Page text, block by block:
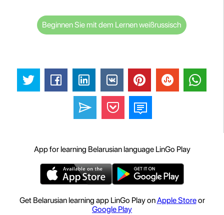
Beginnen Sie mit dem Lernen weißrussisch
App for learning Belarusian language LinGo Play
Get Belarusian learning app LinGo Play onApple Storeor
Google Play